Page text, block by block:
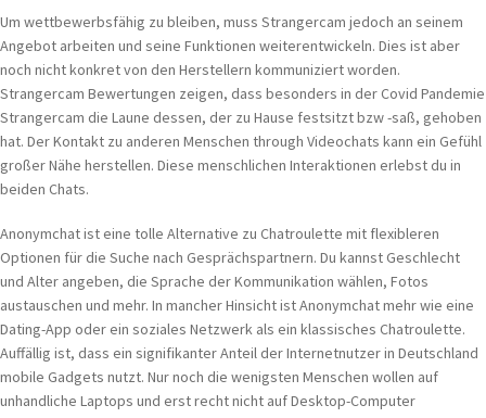
Um wettbewerbsfähig zu bleiben, muss Strangercam jedoch an seinem
Angebot arbeiten und seine Funktionen weiterentwickeln. Dies ist aber
noch nicht konkret von den Herstellern kommuniziert worden.
Strangercam Bewertungen zeigen, dass besonders in der Covid Pandemie
Strangercam die Laune dessen, der zu Hause festsitzt bzw -saß, gehoben
hat. Der Kontakt zu anderen Menschen through Videochats kann ein Gefühl
großer Nähe herstellen. Diese menschlichen Interaktionen erlebst du in
beiden Chats.
Anonymchat ist eine tolle Alternative zu Chatroulette mit flexibleren
Optionen für die Suche nach Gesprächspartnern. Du kannst Geschlecht
und Alter angeben, die Sprache der Kommunikation wählen, Fotos
austauschen und mehr. In mancher Hinsicht ist Anonymchat mehr wie eine
Dating-App oder ein soziales Netzwerk als ein klassisches Chatroulette.
Auffällig ist, dass ein signifikanter Anteil der Internetnutzer in Deutschland
mobile Gadgets nutzt. Nur noch die wenigsten Menschen wollen auf
unhandliche Laptops und erst recht nicht auf Desktop-Computer